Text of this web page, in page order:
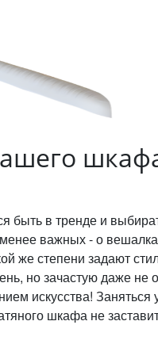
быть в тренде и
важных - о
же степени задают
но зачастую даже не
искусства! Заняться
шкафа не